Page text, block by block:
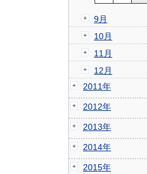
9月
10月
11月
12月
2011年
2012年
2013年
2014年
2015年